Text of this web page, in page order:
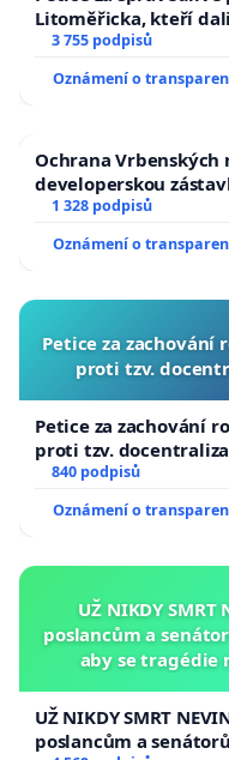
Litoměřicka, kteří
a umírání zvířete
3 755 podpisů
Oznámení o
Ochrana
developerskou
1 328 podpisů
Oznámení o
Petice za zachování
proti tzv.
Petice za zachování
proti tzv.
840 podpisů
Oznámení o
UŽ NIKDY SMRT
poslancům a
aby se tragédie
UŽ NIKDY SMRT
poslancům a